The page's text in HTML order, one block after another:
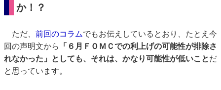
か！？
ただ、 前回のコラムでもお伝えしているとおり、たとえ今
回の声明文から
「６月ＦＯＭＣでの利上げの可能性が排除さ
れなかった」としても、それは、かなり可能性が低いことだ
と思っています。